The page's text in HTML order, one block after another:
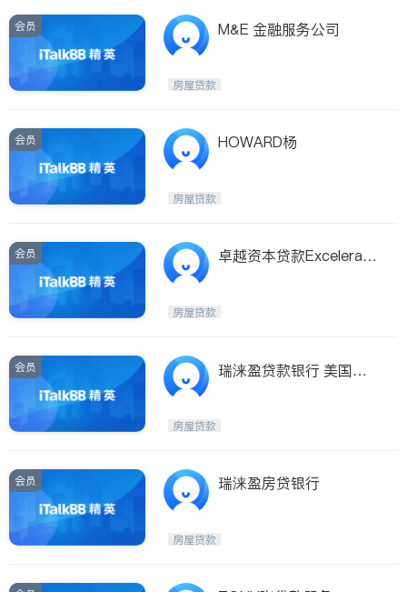
会员 M&E 金融服务公司
房屋贷款
会员 HOWARD杨
房屋贷款
会员
卓越资本贷款Excelerate
房屋贷款
会员
瑞涞盈贷款银行 美国联
房屋贷款
会员 瑞涞盈房贷银行
房屋贷款